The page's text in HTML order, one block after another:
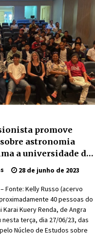
promove
astronomia
a universidade de
28 de junho de 2023
Fonte: Kelly Russo (acervo
40 pessoas do
Karai Kuery Renda, de Angra
terça, dia 27/06/23, das
Núcleo de Estudos sobre